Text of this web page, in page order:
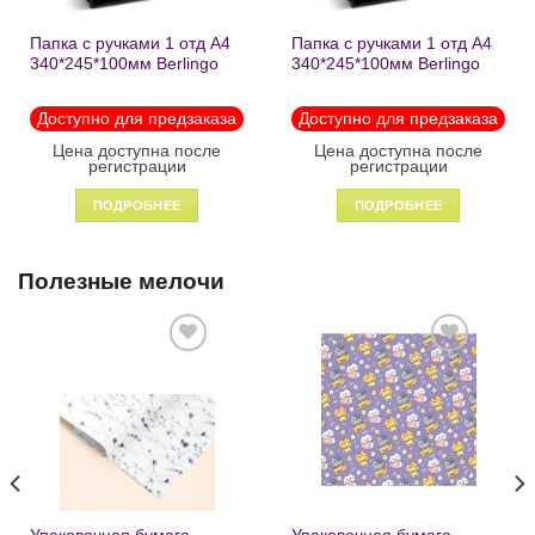
Папка с ручками 1 отд А4
340*245*100мм Berlingo
молнии1246
Доступно для предзаказа
Цена доступна после
регистрации
ПОДРОБНЕЕ
Папка с ручками 1 отд А4
340*245*100мм Berlingo
пластик на молнии 1215
Доступно для предзаказа
Цена доступна после
регистрации
ПОДРОБНЕЕ
Полезные мелочи
желаний
Добавить
в список
желаний